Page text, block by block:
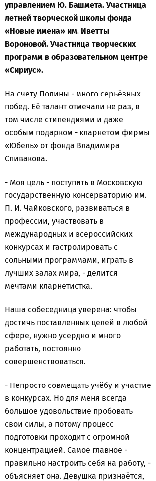
управлением Ю. Башмета. Участница
летней творческой школы фонда
«Новые имена» им. Иветты
Вороновой. Участница творческих
программ в образовательном центре
«Сириус».
На счету Полины - много серьёзных
побед. Её талант отмечали не раз, в
том числе стипендиями и даже
особым подарком - кларнетом фирмы
«Юбель» от фонда Владимира
Спивакова.
- Моя цель - поступить в Московскую
государственную консерваторию им.
П. И. Чайковского, развиваться в
профессии, участвовать в
международных и всероссийских
конкурсах и гастролировать с
сольными программами, играть в
лучших залах мира, - делится
мечтами кларнетистка.
Наша собеседница уверена: чтобы
достичь поставленных целей в любой
сфере, нужно усердно и много
работать, постоянно
совершенствоваться.
- Непросто совмещать учёбу и участие
в конкурсах. Но для меня всегда
большое удовольствие пробовать
свои силы, а потому процесс
подготовки проходит с огромной
концентрацией. Самое главное -
правильно настроить себя на работу, -
объясняет она. Девушка признаётся,